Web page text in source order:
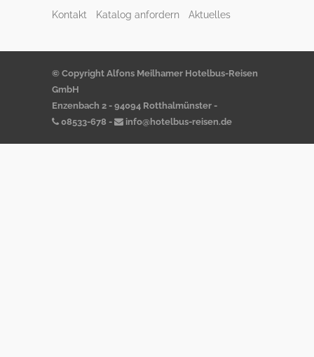
Kontakt Katalog anfordern Aktuelles
© Copyright Alfons Meilhamer Hotelbus-Reisen
GmbH
Enzenbach 2 - 94094 Rotthalmünster -
08533-678 - info@hotelbus-reisen.de